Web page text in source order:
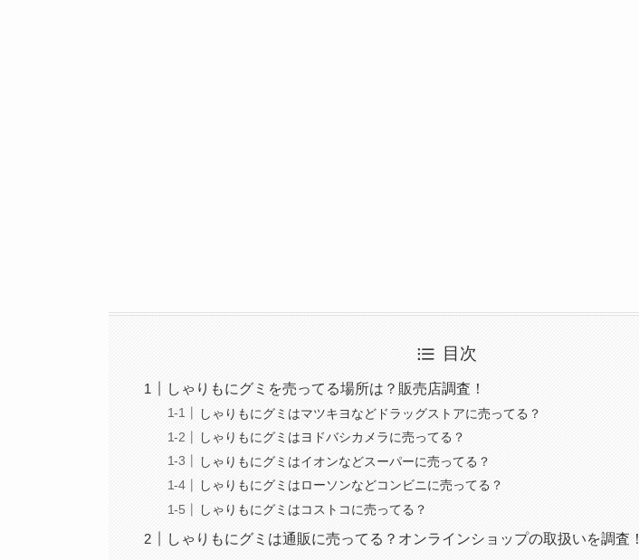
目次
しゃりもにグミを売ってる場所は？販売店調査！
しゃりもにグミはマツキヨなどドラッグストアに売ってる？
しゃりもにグミはヨドバシカメラに売ってる？
しゃりもにグミはイオンなどスーパーに売ってる？
しゃりもにグミはローソンなどコンビニに売ってる？
しゃりもにグミはコストコに売ってる？
しゃりもにグミは通販に売ってる？オンラインショップの取扱いを調査！